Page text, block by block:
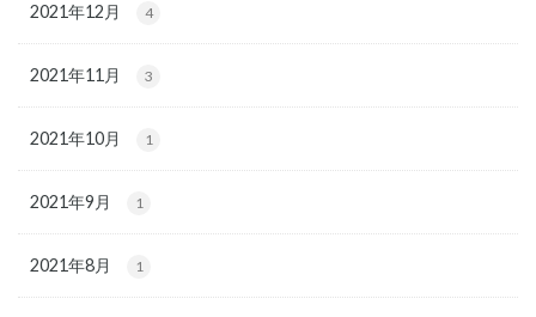
2021年12月 4
2021年11月 3
2021年10月 1
2021年9月 1
2021年8月 1